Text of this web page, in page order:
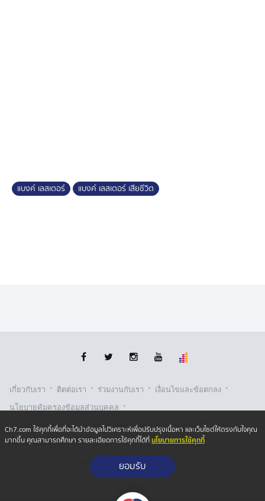
แบงค์ เลสเตอร์ แบงค์ เลสเตอร์ เสียชีวิต
เกี่ยวกับเรา · ติตต่อเรา · ร่วมงานกับเรา · เงื่อนไขและข้อตกลง ·
นโยบายคุ้มครองข้อมูลส่วนบุคคล ·
นโยบายคุ้มครองข้อมูลส่วนบุคคล (ออนไลน์) · นโยบายคุกกี้ ·
รับเรื่องร้องเรียน
Copyright © 2026 Bangkok Broadcasting & T.V. Co.,Ltd.
Ch7.com ใช้คุกกี้เพื่อที่จะได้นำข้อมูลไปวิเคราะห์เพื่อปรับปรุงเนื้อหา และเว็บไซต์ให้ตรงกับใจคุณ
มากขึ้น คุณสามารถศึกษา รายละเอียดการใช้คุกกี้ได้ที่นโยบายการใช้คุกกี้
ยอมรับ